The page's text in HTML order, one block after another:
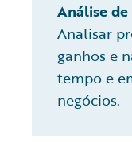
Análise
Analisar
ganhos e
tempo e
negócios.